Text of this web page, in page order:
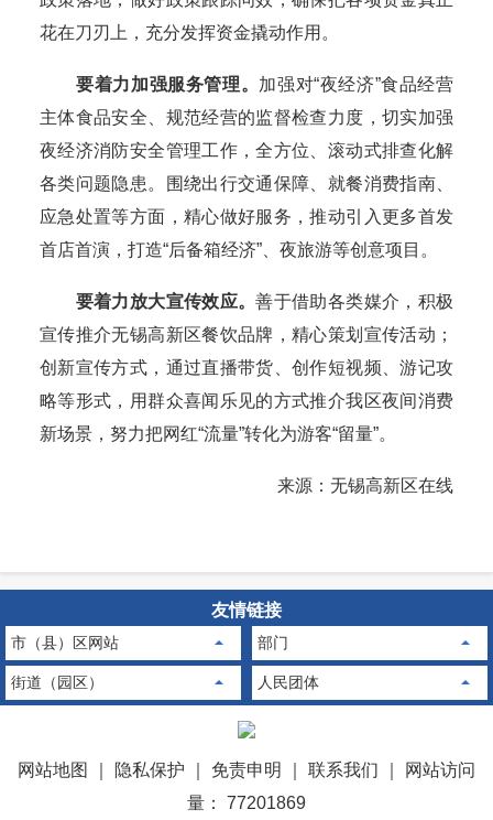
花在刀刃上，充分发挥资金撬动作用。
要着力加强服务管理。 加强对“夜经济”食品经营
主体食品安全、规范经营的监督检查力度，切实加强
夜经济消防安全管理工作，全方位、滚动式排查化解
各类问题隐患。围绕出行交通保障、就餐消费指南、
应急处置等方面，精心做好服务，推动引入更多首发
首店首演，打造“后备箱经济”、夜旅游等创意项目。
要着力放大宣传效应。善于借助各类媒介，积极
宣传推介无锡高新区餐饮品牌，精心策划宣传活动；
创新宣传方式，通过直播带货、创作短视频、游记攻
略等形式，用群众喜闻乐见的方式推介我区夜间消费
新场景，努力把网红“流量”转化为游客“留量”。
来源：无锡高新区在线
友情链接
市（县）区网站 部门
街道（园区） 人民团体
网站地图 隐私保护 免责申明 联系我们
网站访问
量： 77201869